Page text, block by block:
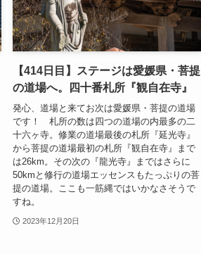
【414日目】ステージは愛媛県・菩提
の道場へ。四十番札所『観自在寺』
発心、道場と来てお次は愛媛県・菩提の道場
です！ 札所の数は四つの道場の内最多の二
十六ヶ寺。修業の道場最後の札所『延光寺』
から菩提の道場最初の札所『観自在寺』まで
は26km。その次の『龍光寺』まではさらに
50kmと修行の道場エッセンスもたっぷりの菩
提の道場。ここも一筋縄ではいかなさそうで
すね。
2023年12月20日